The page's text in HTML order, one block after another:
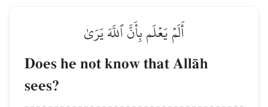
أَلَمۡ يَعۡلَم بِأَنَّ ٱللَّهَ يَرَىٰ
Does he not know that AllŒh
sees?